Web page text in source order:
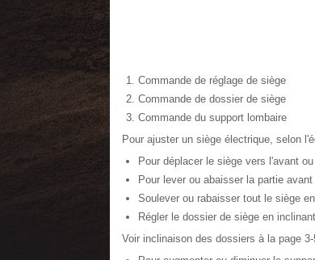
Commande de réglage de siège
Commande de dossier de siège
Commande du support lombaire
Pour ajuster un siège électrique, selon
Pour déplacer le siège vers l'avant
Pour lever ou abaisser la partie
Soulever ou rabaisser tout le siège
Régler le dossier de siège en
Voir inclinaison des dossiers à la page 3-